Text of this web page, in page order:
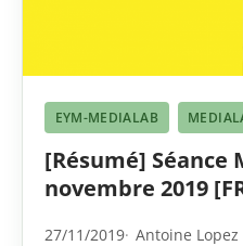
EYM-MEDIALAB
[Résumé] Séance
novembre 2019
27/11/2019 Antoine Lopez